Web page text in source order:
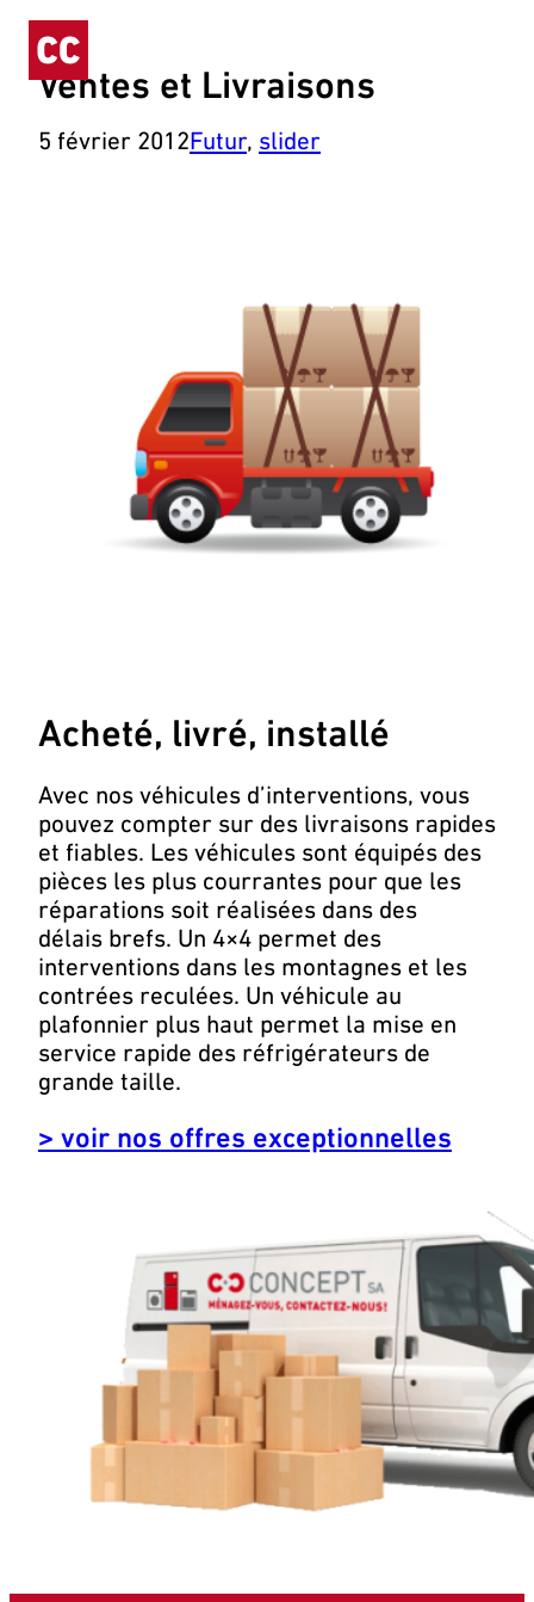
contenu
Ventes et Livraisons
5 février 2012Futur, slider
Acheté, livré, installé
Avec nos véhicules d’interventions, vous
pouvez compter sur des livraisons rapides
et fiables. Les véhicules sont équipés des
pièces les plus courrantes pour que les
réparations soit réalisées dans des
délais brefs. Un 4×4 permet des
interventions dans les montagnes et les
contrées reculées. Un véhicule au
plafonnier plus haut permet la mise en
service rapide des réfrigérateurs de
grande taille.
> voir nos offres exceptionnelles